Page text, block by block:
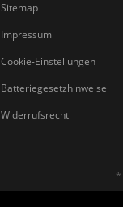
Sitemap
Impressum
Cookie-Einstellungen
Batteriegesetzhinweise
Widerrufsrecht
*